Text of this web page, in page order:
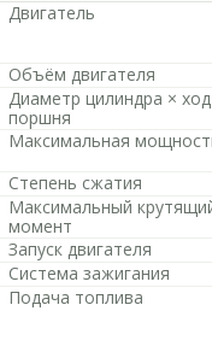
Двигатель
Объём двигателя
Диаметр цилиндра × ход
поршня
Максимальная
Степень сжатия
Максимальный
момент
Запуск двигателя
Система зажигания
Подача топлива